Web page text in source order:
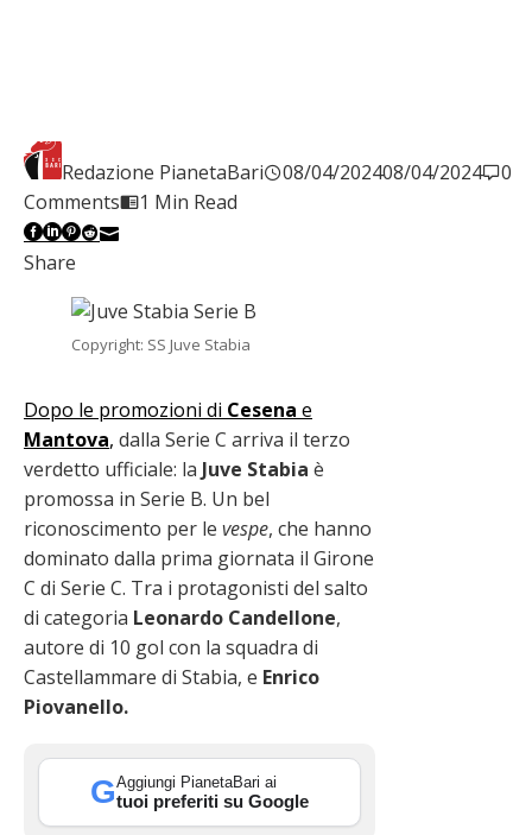
Redazione PianetaBari 08/04/202408/04/2024
0
Comments
1 Min Read
Facebook
Twitter
LinkedIn
Pinterest
Stumbleupon
Email
Share
Copyright: SS Juve Stabia
Dopo le promozioni di Cesena e
Mantova, dalla Serie C arriva il terzo
verdetto ufficiale: la Juve Stabia è
promossa in Serie B. Un bel
riconoscimento per le vespe, che hanno
dominato dalla prima giornata il Girone
C di Serie C. Tra i protagonisti del salto
di categoria Leonardo Candellone,
autore di 10 gol con la squadra di
Castellammare di Stabia, e Enrico
Piovanello.
GAggiungi PianetaBari ai
tuoi preferiti su Google